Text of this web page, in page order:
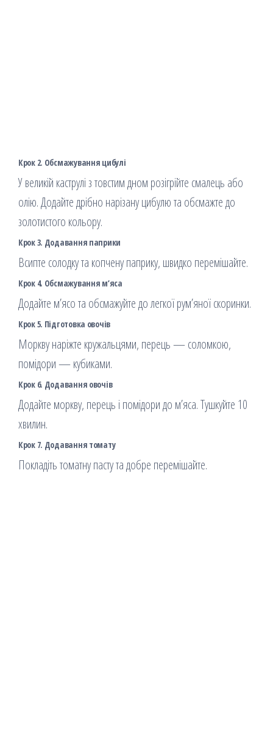
Крок 2. Обсмажування цибулі
У великій каструлі з товстим дном розігрійте смалець або
олію. Додайте дрібно нарізану цибулю та обсмажте до
золотистого кольору.
Крок 3. Додавання паприки
Всипте солодку та копчену паприку, швидко перемішайте.
Крок 4. Обсмажування м’яса
Додайте м’ясо та обсмажуйте до легкої рум’яної скоринки.
Крок 5. Підготовка овочів
Моркву наріжте кружальцями, перець — соломкою,
помідори — кубиками.
Крок 6. Додавання овочів
Додайте моркву, перець і помідори до м’яса. Тушкуйте 10
хвилин.
Крок 7. Додавання томату
Покладіть томатну пасту та добре перемішайте.